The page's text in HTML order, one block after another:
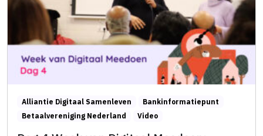
Alliantie Digitaal Samenleven
Bankinformatiepunt
Betaalvereniging Nederland
Video